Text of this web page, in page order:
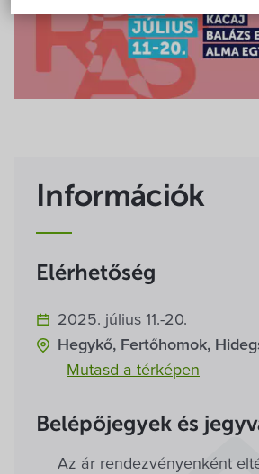
Képviselő-testület
Villa Igku Kft.
Közérdekű adatok
Pályázatok
Dokumentumok
Információk
Elérhetőség
2025. július 11.-20.
Hegykő, Fertőhomok,
Mutasd a térképen
Belépőjegyek és
Az ár rendezvény­enként